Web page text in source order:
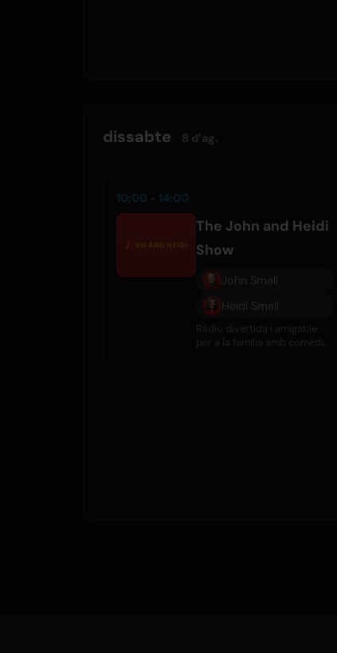
dissabte 8 d’ag.
10:00 - 14:00
The John and Heidi
Show
John Small
Heidi Small
Ràdio divertida i amigable
per a la família amb comèdia,